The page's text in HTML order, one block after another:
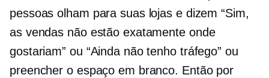
pessoas olham para suas lojas e dizem “Sim,
as vendas não estão exatamente onde
gostariam” ou “Ainda não tenho tráfego” ou
preencher o espaço em branco. Então por